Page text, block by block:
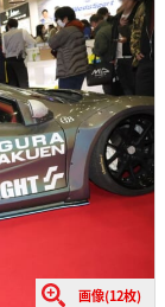
画像(12枚)